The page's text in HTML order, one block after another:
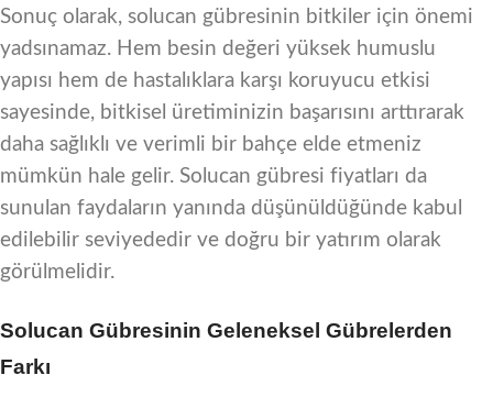
Sonuç olarak, solucan gübresinin bitkiler için önemi
yadsınamaz. Hem besin değeri yüksek humuslu
yapısı hem de hastalıklara karşı koruyucu etkisi
sayesinde, bitkisel üretiminizin başarısını arttırarak
daha sağlıklı ve verimli bir bahçe elde etmeniz
mümkün hale gelir. Solucan gübresi fiyatları da
sunulan faydaların yanında düşünüldüğünde kabul
edilebilir seviyededir ve doğru bir yatırım olarak
görülmelidir.
Solucan Gübresinin Geleneksel Gübrelerden
Farkı